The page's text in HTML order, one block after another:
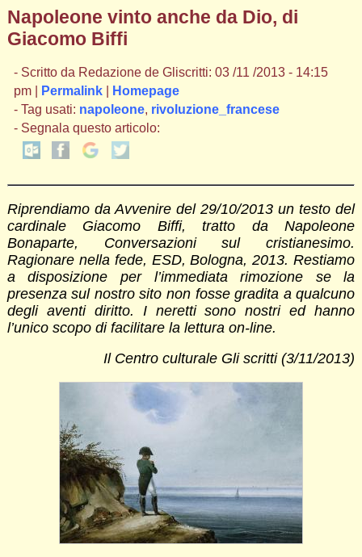
Napoleone vinto anche da Dio, di
Giacomo Biffi
- Scritto da Redazione de Gliscritti: 03 /11 /2013 - 14:15
pm |
Permalink|
Homepage
- Tag usati: napoleone, rivoluzione_francese
- Segnala questo articolo:
Riprendiamo da Avvenire del 29/10/2013 un testo del
cardinale Giacomo Biffi, tratto da Napoleone
Bonaparte, Conversazioni sul cristianesimo.
Ragionare nella fede, ESD, Bologna, 2013. Restiamo
a disposizione per l’immediata rimozione se la
presenza sul nostro sito non fosse gradita a qualcuno
degli aventi diritto. I neretti sono nostri ed hanno
l’unico scopo di facilitare la lettura on-line.
Il Centro culturale Gli scritti (3/11/2013)